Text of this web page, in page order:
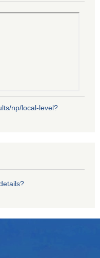
np/local-level?